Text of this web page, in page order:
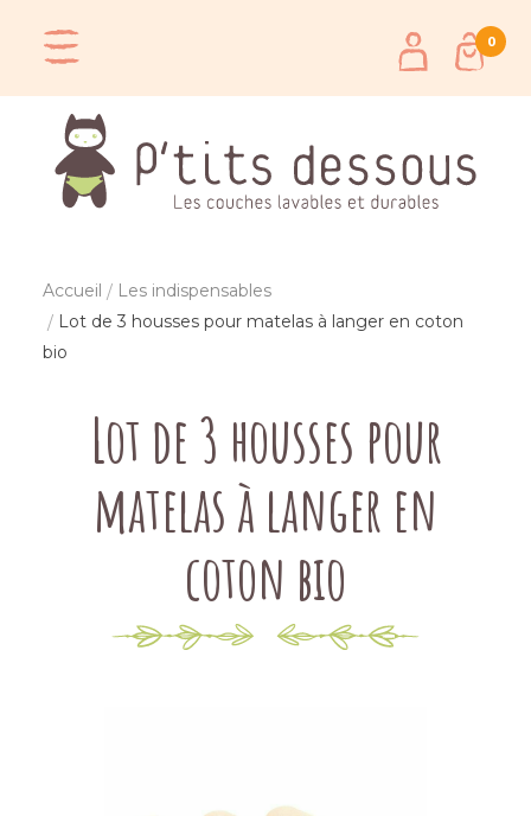
0
Accueil
Les indispensables
Lot de 3 housses pour matelas à langer en coton
bio
Lot de 3 housses pour
matelas à langer en
coton bio